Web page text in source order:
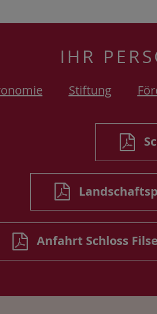
IHR
Stiftung
Anfahrt Schloss